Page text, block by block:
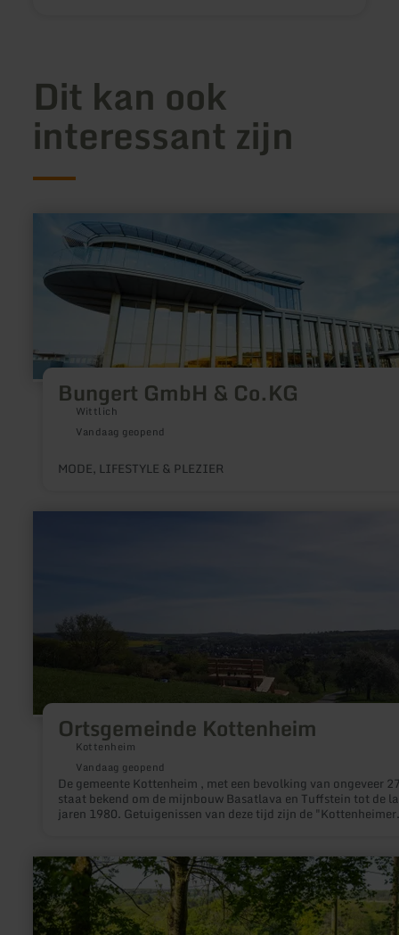
Dit kan ook
interessant zijn
Bungert GmbH & Co.KG
Wittlich
Vandaag geopend
MODE, LIFESTYLE & PLEZIER
informatie
Bungert
GmbH
&amp;
Co.KG
Ortsgemeinde Kottenheim
Kottenheim
Vandaag geopend
De gemeente Kottenheim , met een bevolking van ongeveer
staat bekend om de mijnbouw Basatlava en Tuffstein tot de
jaren 1980. Getuigenissen van deze tijd zijn de "Kottenheimer
evenementen zoals het "Kröbbelchesfest".
meer
informatie
over:
Zukunft
im